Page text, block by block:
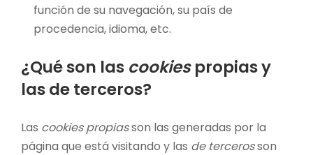
función de su navegación, su país de
procedencia, idioma, etc.
¿Qué son las cookiespropias y
las de terceros?
Las cookies propiasson las generadas por la
página que está visitando y las de tercerosson